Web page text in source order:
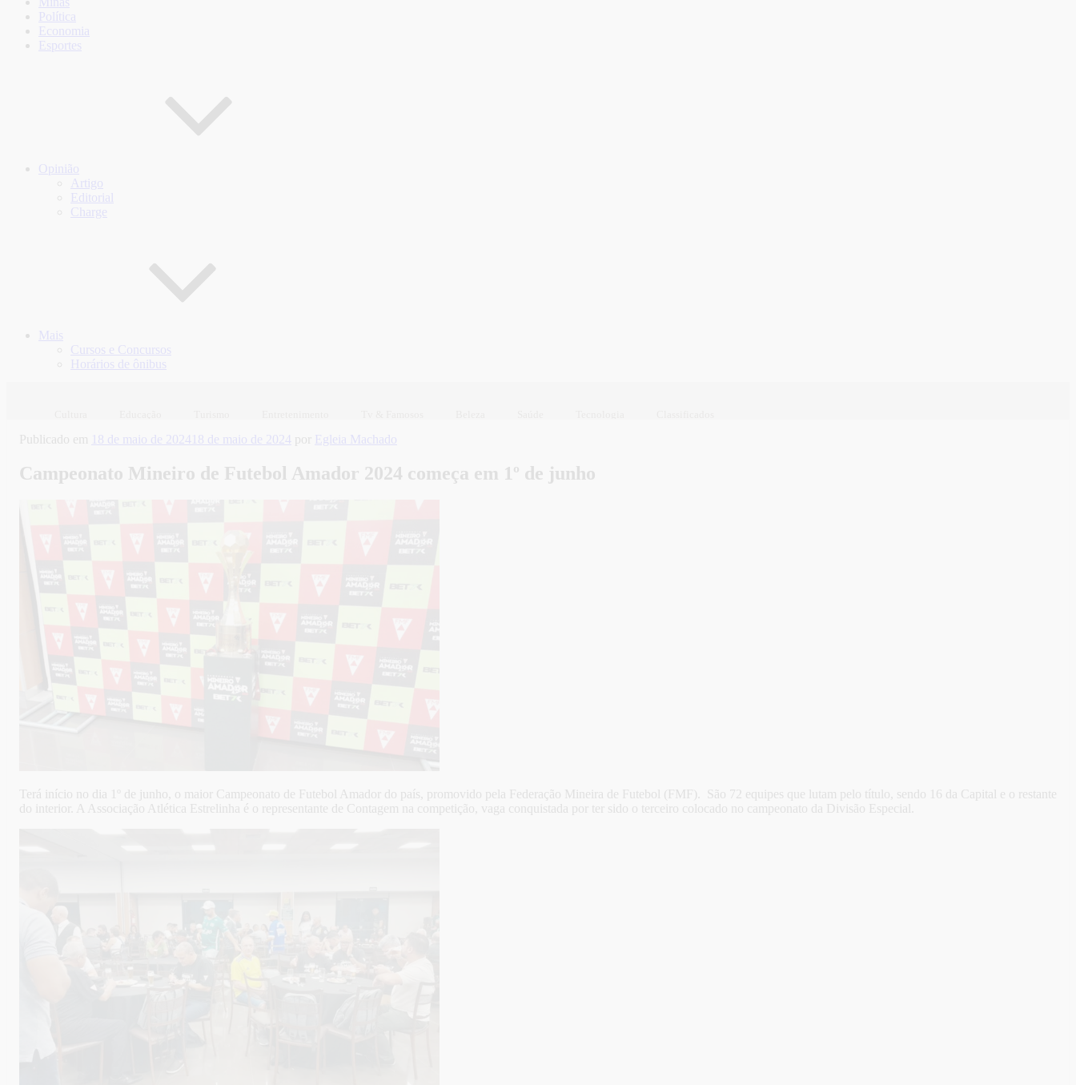
Política
Economia
Esportes
Opinião
Artigo
Editorial
Charge
Mais
Cursos e Concursos
Horários de ônibus
Publicado em 18 de maio de 2024 18 de maio de 2024 por Egleia Machado
Campeonato Mineiro de Futebol Amador 2024 começa em 1º de junho
Terá início no dia 1º de junho, o maior Campeonato de Futebol Amador do país, promovido pela Federação Mineira de Futebol (FMF). São 72 equipes que lutam pelo título, sendo 16 da Capital e o restante
do interior. A Associação Atlética Estrelinha é o representante de Contagem na competição, vaga conquistada por ter sido o terceiro colocado no campeonato da Divisão Especial.